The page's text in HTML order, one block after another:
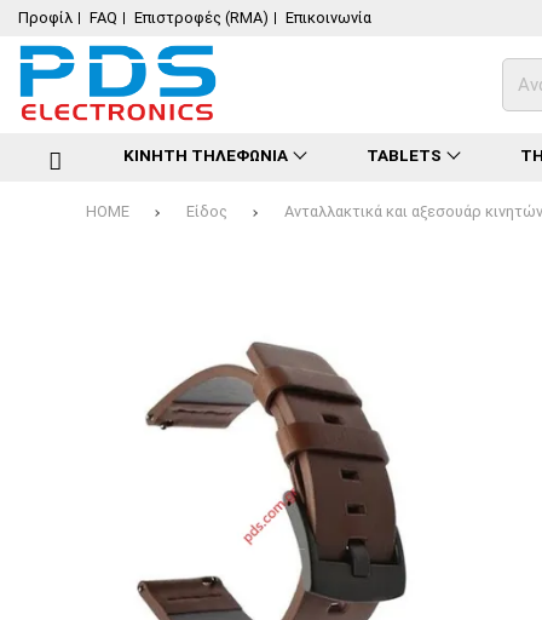
Προφίλ FAQ Επιστροφές (RMA) Επικοινωνία
ΚΙΝΗΤΗ ΤΗΛΕΦΩΝΙΑ TABLETS
HOME Είδος Ανταλλακτικά και αξεσουάρ